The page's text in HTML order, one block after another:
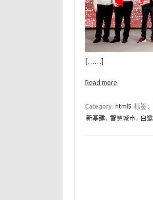
[……]
Read more
Category: html5 标签：
新基建, 智慧城市, 白